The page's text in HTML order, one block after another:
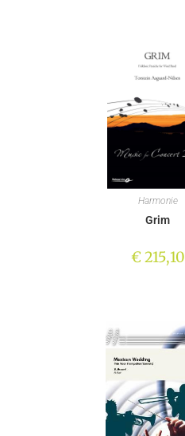
Harmonie
Grim
€215,10